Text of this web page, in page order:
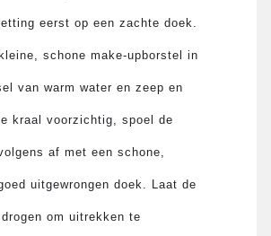
eerst op een zachte doek.
schone make-upborstel in
van warm water en zeep en
kraal voorzichtig, spoel de
af met een schone,
uitgewrongen doek. Laat de
om uitrekken te